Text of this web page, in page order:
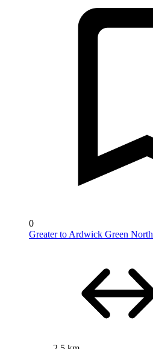
0
Greater to Ardwick Green North